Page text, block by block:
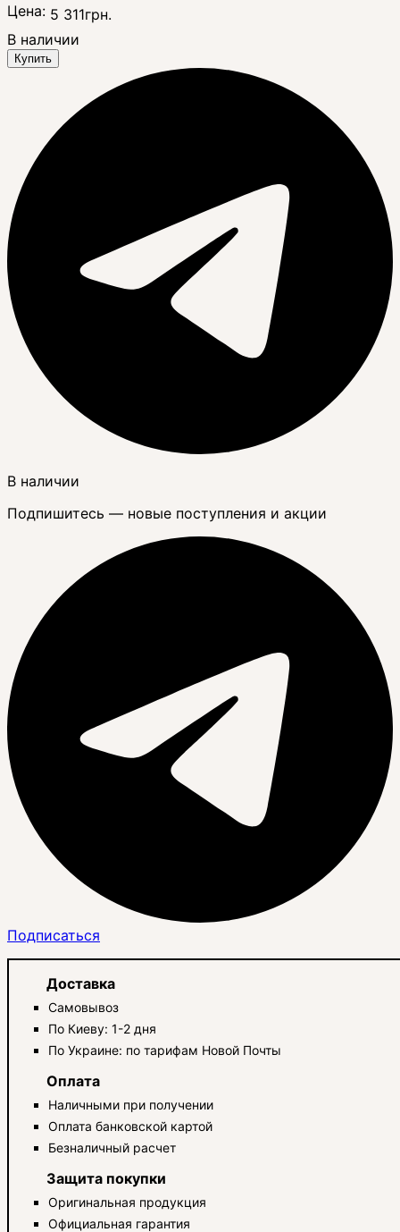
Цена: 5 311грн.
В наличии
Купить
В наличии
Подпишитесь — новые поступления и акции
Подписаться
Доставка
Самовывоз
По Киеву: 1-2 дня
По Украине: по тарифам Новой Почты
Оплата
Наличными при получении
Оплата банковской картой
Безналичный расчет
Защита покупки
Оригинальная продукция
Официальная гарантия